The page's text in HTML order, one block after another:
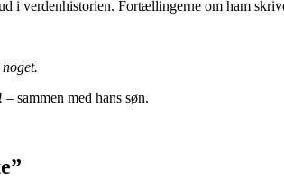
i verdenhistorien. Fortællingerne om ham
noget.
sammen med hans søn.